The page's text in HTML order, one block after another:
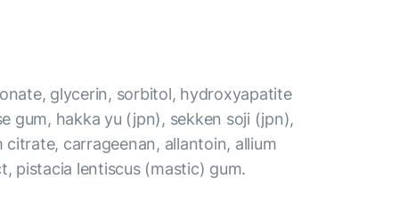
glycerin, sorbitol, hydroxyapatite
gum, hakka yu (jpn), sekken soji (jpn),
carrageenan, allantoin, allium
pistacia lentiscus (mastic) gum.